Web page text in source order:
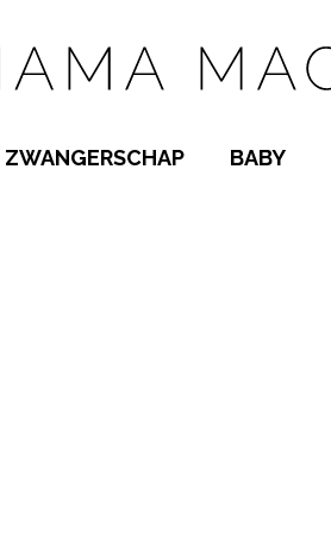
ZWANGERSCHAP BABY